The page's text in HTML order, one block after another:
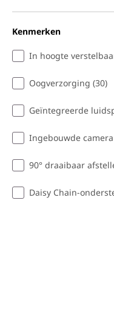
Kenmerken
In hoogte
Oogverzorging (30)
Geïntegreerde
Ingebouwde camera
90° draaibaar
Daisy Chain-